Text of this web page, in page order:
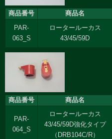
商品番号 商品名
PAR-
063_S
ロータールーカス
43/45/59D
商品番号 商品名
PAR-
064_S
ロータールーカス
43/45/59D強化タイプ
（DRB104C/R）